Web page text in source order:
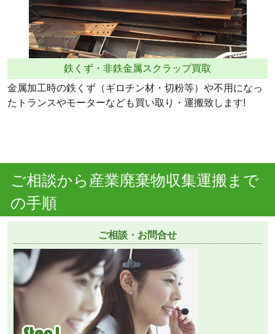
鉄くず・非鉄金属スクラップ買取
金属加工時の鉄くず（ギロチン材・切粉等）や不用になっ
たトランスやモーターなども買い取り・運搬致します!
ご相談から産業廃棄物収集運搬まで
の手順
ご相談・お問合せ